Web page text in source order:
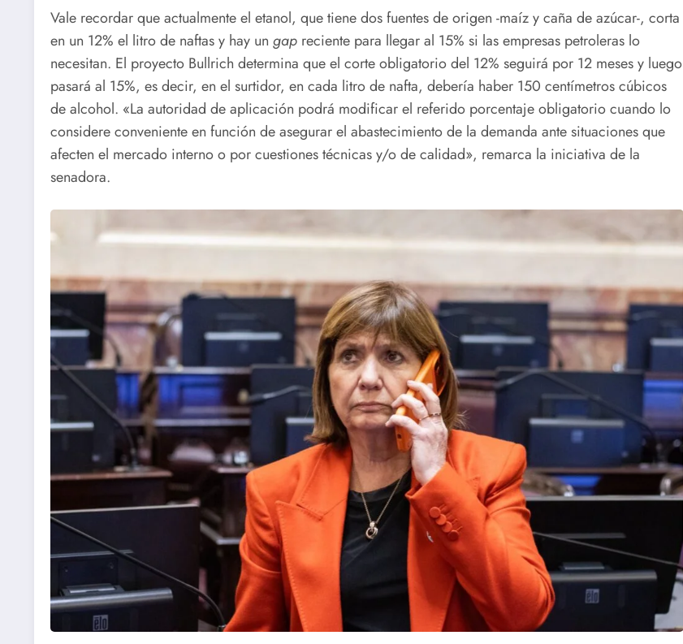
Vale recordar que actualmente el etanol, que tiene dos fuentes de origen -maíz y caña de azúcar-, corta
en un 12% el litro de naftas y hay un gap reciente para llegar al 15% si las empresas petroleras lo
necesitan. El proyecto Bullrich determina que el corte obligatorio del 12% seguirá por 12 meses y luego
pasará al 15%, es decir, en el surtidor, en cada litro de nafta, debería haber 150 centímetros cúbicos
de alcohol. «La autoridad de aplicación podrá modificar el referido porcentaje obligatorio cuando lo
considere conveniente en función de asegurar el abastecimiento de la demanda ante situaciones que
afecten el mercado interno o por cuestiones técnicas y/o de calidad», remarca la iniciativa de la
senadora.